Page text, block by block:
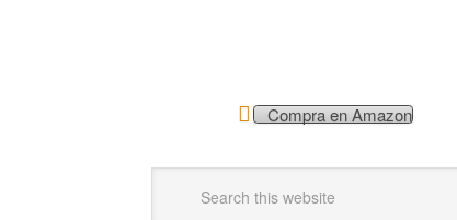
Compra en Amazon